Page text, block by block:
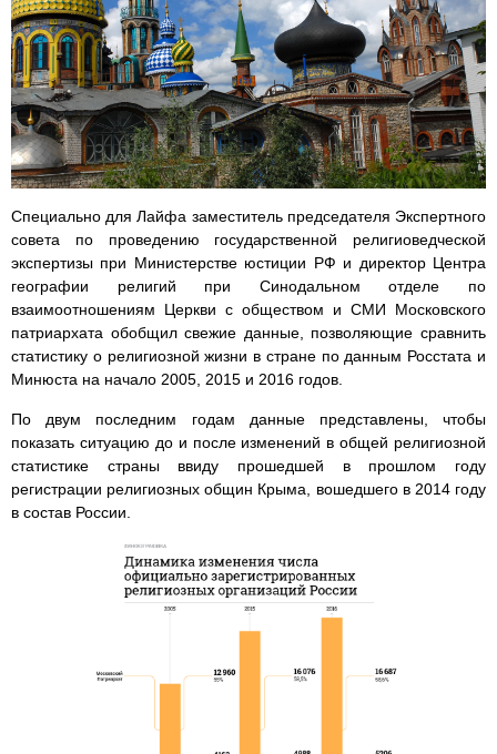
Специально для Лайфа заместитель председателя Экспертного
совета по проведению государственной религиоведческой
экспертизы при Министерстве юстиции РФ и директор Центра
географии религий при Синодальном отделе по
взаимоотношениям Церкви с обществом и СМИ Московского
патриархата обобщил свежие данные, позволяющие сравнить
статистику о религиозной жизни в стране по данным Росстата и
Минюста на начало 2005, 2015 и 2016 годов.
По двум последним годам данные представлены, чтобы
показать ситуацию до и после изменений в общей религиозной
статистике страны ввиду прошедшей в прошлом году
регистрации религиозных общин Крыма, вошедшего в 2014 году
в состав России.